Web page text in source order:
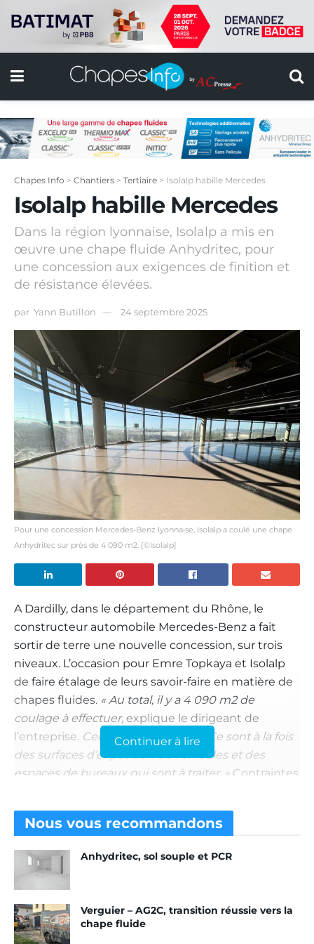
Chapes Info > Chantiers > Tertiaire > Isolalp habille Mercedes
Isolalp habille Mercedes
Dans la région lyonnaise, Isolalp a mis en
œuvre une chape fluide Anhydritec, pour
une concession aux exigences de finition et
de résistance élevées.
par Yann Butillon 24 septembre 2025
Pour une concession Mercedes-Benz lyonnaise, Isolalp a coulé une chape
Anhydritec sur près de 4 090 m2. [©Isolalp]
A Dardilly, dans le département du Rhône, le
constructeur automobile Mercedes-Benz a fait
sortir de terre une nouvelle concession, sur trois
niveaux. L’occasion pour Emre Topkaya et Isolalp
de faire étalage de leurs savoir-faire en matière de
chapes fluides. « Au total, il y a 4 090 m2de
coulage à effectuer, explique le dirigeant de
l’entreprise. Ceci, sur trois niveaux. Ce sont à la fois
des surfaces d’exposition de véhicules et des
espaces de bureaux qui sont à traiter. » Contraintes
l’utilisation de grands carreaux (65 x 20 cm)
comme revêtement…
« Cette double contrainte nous a poussés à mettre
en œuvre la Thermio Max, en C30 F8, que nous a
fournie la centrale à béton Cemex de Lyon. Cette
chape fluide anhydrite est utilisable dans les
locaux P4S. Mais, surtout, sa grande surface de
Continuer à lire
Nous vous recommandons
Anhydritec, sol souple et PCR
Verguier – AG2C, transition réussie vers la
chape fluide